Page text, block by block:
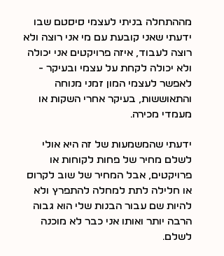
מההתחלה בניתי לעצמי סיסטם שבו
ידעתי שאני קובעת עם מי אני רוצה ולא
רוצה לעבוד, איזה פרויקטים אני יכולה
ולא יכולה לקחת על עצמי ובעיקר -
לאפשר לעצמי המון זמני מנוחה
והתאוששות, בעיקר אחרי השקות או
מעמדי מכירה.
ידעתי שהמשמעות של זה היא אולי
לשלם מחיר של פחות לקוחות או
פרויקטים, אבל המחיר של שוב לקרוס
או חלילה לתת למחלה להתפרץ ולא
להיות שם עבור הבנות שלי הוא גבוה
הרבה יותר ואותו אני כבר לא מוכנה
לשלם.